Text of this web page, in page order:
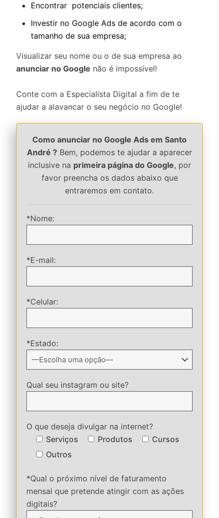
Encontrar potenciais clientes;
Investir no Google Ads de acordo com o
tamanho de sua empresa;
Visualizar seu nome ou o de sua empresa ao
anunciar no Google não é impossível!
Conte com a Especialista Digital a fim de te
ajudar a alavancar o seu negócio no Google!
Como anunciar no Google Ads em Santo
André ? Bem, podemos te ajudar a aparecer
inclusive na primeira página do Google, por
favor preencha os dados abaixo que
entraremos em contato.
*Nome:
*E-mail:
*Celular:
*Estado:
Qual seu instagram ou site?
O que deseja divulgar na internet?
Serviços
Produtos
Cursos
Outros
*Qual o próximo nível de faturamento
mensal que pretende atingir com as ações
digitais?